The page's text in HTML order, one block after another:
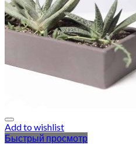
Add to wishlist
Быстрый просмотр